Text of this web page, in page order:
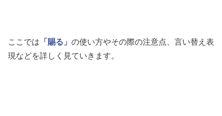
ここでは 「賜る」 の使い方やその際の注意点、言い替え表
現などを詳しく見ていきます。